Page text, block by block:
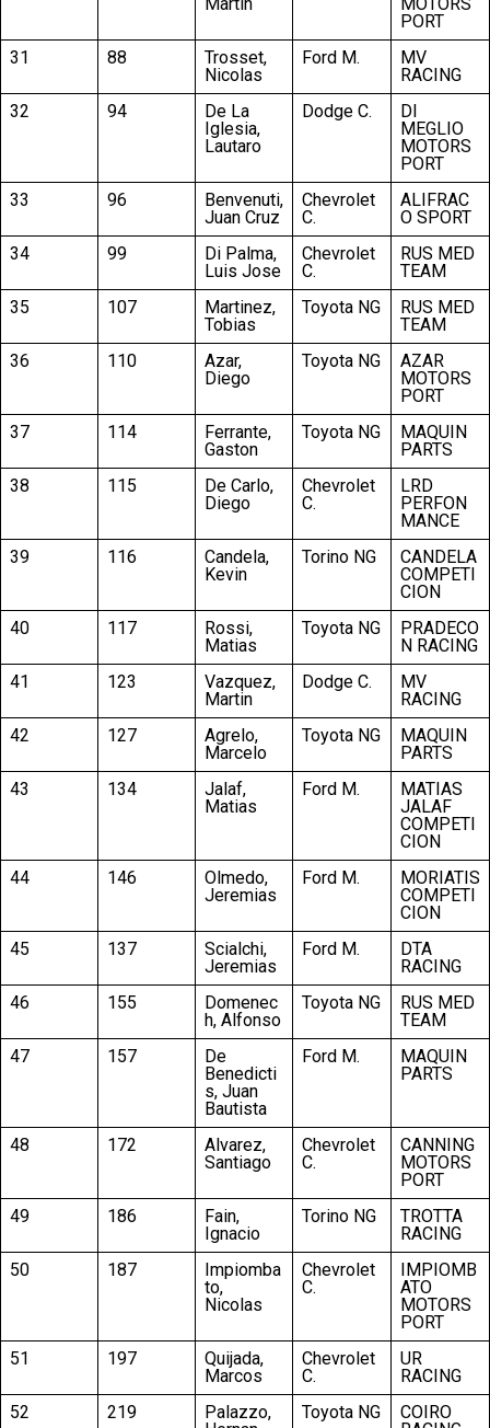
PORT
31
88
Trosset,
Nicolas
Ford M.
MV
RACING
32
94
De La
Iglesia,
Lautaro
Dodge C.
DI
MEGLIO
MOTORS
PORT
33
96
Benvenuti,
Juan Cruz
Chevrolet
C.
ALIFRAC
O SPORT
34
99
Di Palma,
Luis Jose
Chevrolet
C.
RUS MED
TEAM
35
107
Martinez,
Tobias
Toyota NG
RUS MED
TEAM
36
110
Azar,
Diego
Toyota NG
AZAR
MOTORS
PORT
37
114
Ferrante,
Gaston
Toyota NG
MAQUIN
PARTS
38
115
De Carlo,
Diego
Chevrolet
C.
LRD
PERFON
MANCE
39
116
Candela,
Kevin
Torino NG
CANDELA
COMPETI
CION
40
117
Rossi,
Matias
Toyota NG
PRADECO
N RACING
41
123
Vazquez,
Martin
Dodge C.
MV
RACING
42
127
Agrelo,
Marcelo
Toyota NG
MAQUIN
PARTS
43
134
Jalaf,
Matias
Ford M.
MATIAS
JALAF
COMPETI
CION
44
146
Olmedo,
Jeremias
Ford M.
MORIATIS
COMPETI
CION
45
137
Scialchi,
Jeremias
Ford M.
DTA
RACING
46
155
Domenec
h, Alfonso
Toyota NG
RUS MED
TEAM
47
157
De
Benedicti
s, Juan
Bautista
Ford M.
MAQUIN
PARTS
48 172
Alvarez,
Santiago
Chevrolet
C.
CANNING
MOTORS
PORT
49
186
Fain,
Ignacio
Torino NG
TROTTA
RACING
50
187
Impiomba
to,
Nicolas
Chevrolet
C.
IMPIOMB
ATO
MOTORS
PORT
51
197
Quijada,
Marcos
Chevrolet
C.
UR
RACING
52
219
Palazzo,
Toyota NG
COIRO